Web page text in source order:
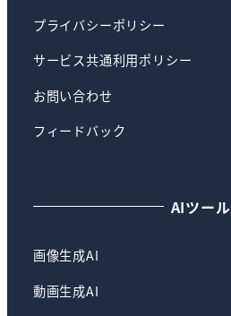
プライバシーポリシー
サービス共通利用ポリシー
お問い合わせ
フィードバック
AIツール
画像生成AI
動画生成AI